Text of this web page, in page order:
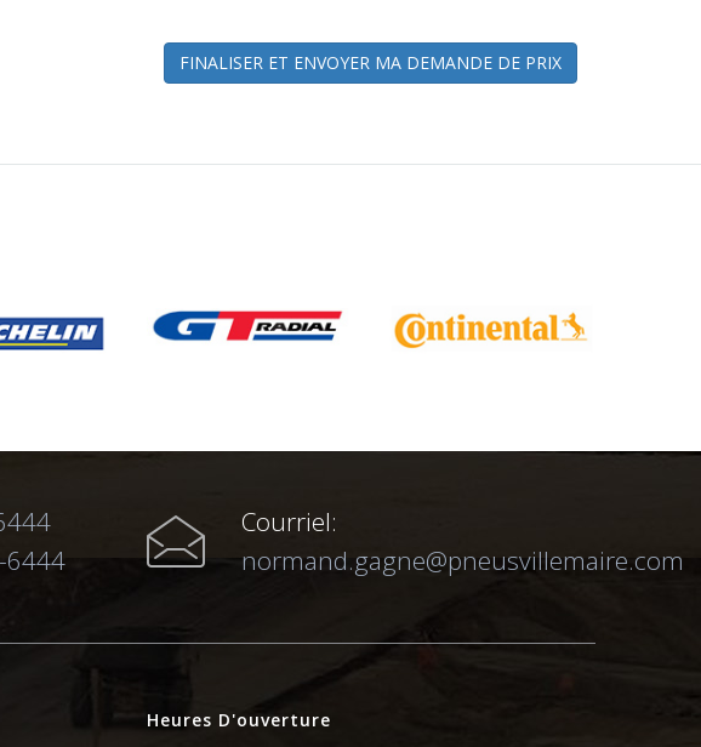
FINALISER ET ENVOYER MA DEMANDE DE PRIX
6444
Courriel:
normand.gagne@pneusvillemaire.com
Heures D'ouverture